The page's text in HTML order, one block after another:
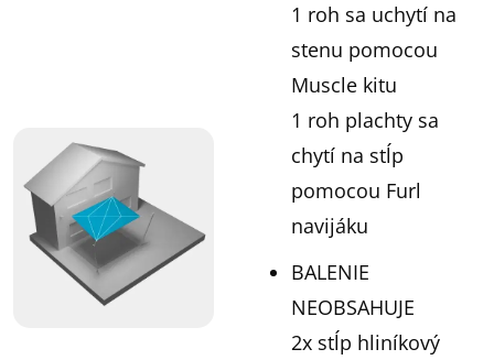
1 roh sa uchytí na
stenu pomocou
Muscle kitu
1 roh plachty sa
chytí na stĺp
pomocou Furl
navijáku
BALENIE
NEOBSAHUJE
2x stĺp hliníkový